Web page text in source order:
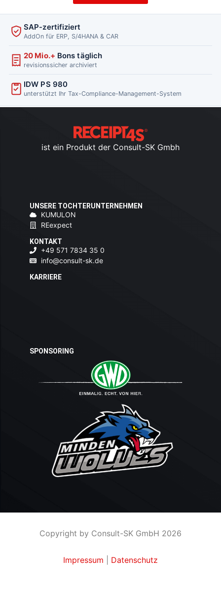
SAP-zertifiziert
AddOn für ERP, S/4HANA & CAR
20 Mio.+ Bons täglich
revisionssicher archiviert
IDW PS 980
unterstützt Ihr Tax-Compliance-Management-System
ist ein Produkt der Consult-SK Gmbh
UNSERE TOCHTERUNTERNEHMEN
KUMULON
REexpect
KONTAKT
+49 571 7834 35 0
info@consult-sk.de
KARRIERE
SPONSORING
Copyright by Consult-SK GmbH 2026
Impressum Datenschutz